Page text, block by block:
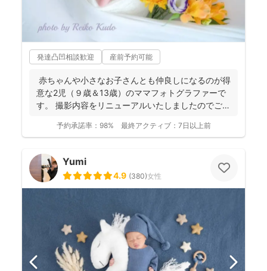
発達凸凹相談歓迎 産前予約可能
赤ちゃんや小さなお子さんとも仲良しになるのが得
意な2児（９歳＆13歳）のママフォトグラファーで
す。 撮影内容をリニューアルいたしましたのでご案
予約承諾率： 98% 最終アクティブ： 7日以上前
Yumi
4.9 (380)女性